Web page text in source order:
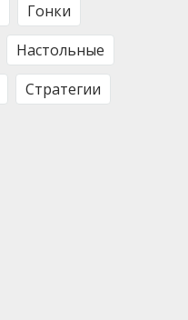
Гонки
Настольные
Стратегии